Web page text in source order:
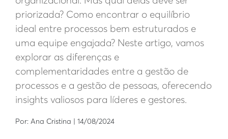
priorizada? Como encontrar o equilíbrio
ideal entre processos bem estruturados e
uma equipe engajada? Neste artigo, vamos
explorar as diferenças e
complementaridades entre a gestão de
processos e a gestão de pessoas, oferecendo
insights valiosos para líderes e gestores.
Por: Ana Cristina | 14/08/2024